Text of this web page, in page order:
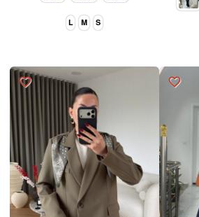
S
M
L
favorite_border
favorite_border